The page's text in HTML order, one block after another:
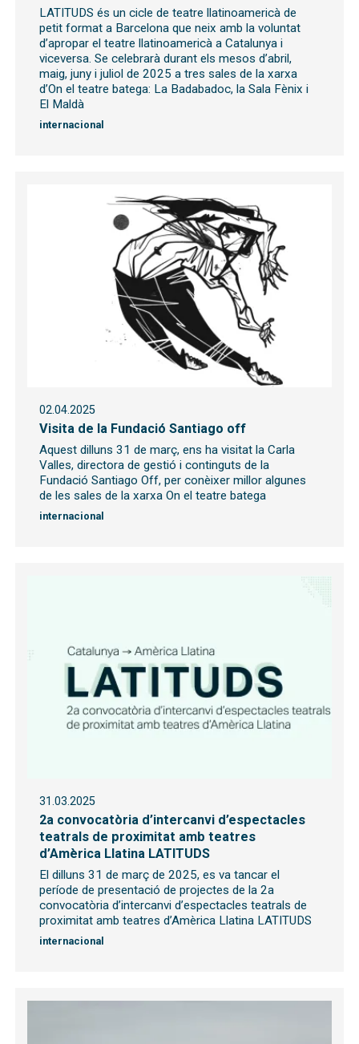
LATITUDS és un cicle de teatre llatinoamericà de
petit format a Barcelona que neix amb la voluntat
d’apropar el teatre llatinoamericà a Catalunya i
viceversa. Se celebrarà durant els mesos d’abril,
maig, juny i juliol de 2025 a tres sales de la xarxa
d’On el teatre batega: La Badabadoc, la Sala Fènix i
El Maldà
internacional
02.04.2025
Visita de la Fundació Santiago off
Aquest dilluns 31 de març, ens ha visitat la Carla
Valles, directora de gestió i continguts de la
Fundació Santiago Off, per conèixer millor algunes
de les sales de la xarxa On el teatre batega
internacional
31.03.2025
2a convocatòria d’intercanvi d’espectacles
teatrals de proximitat amb teatres
d’Amèrica Llatina LATITUDS
El dilluns 31 de març de 2025, es va tancar el
període de presentació de projectes de la 2a
convocatòria d’intercanvi d’espectacles teatrals de
proximitat amb teatres d’Amèrica Llatina LATITUDS
internacional